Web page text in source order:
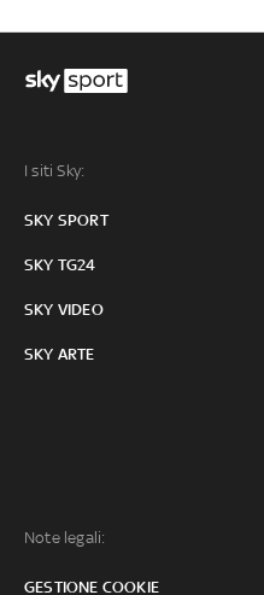
I siti Sky:
SKY SPORT
SKY TG24
SKY VIDEO
SKY ARTE
Note legali:
GESTIONE COOKIE